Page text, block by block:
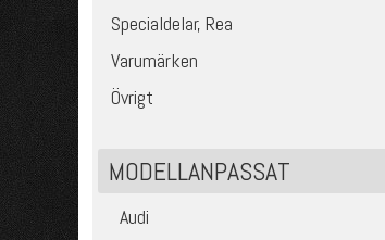
Specialdelar, Rea
Varumärken
Övrigt
MODELLANPASSAT
Audi